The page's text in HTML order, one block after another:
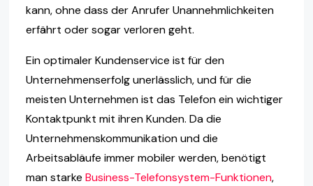
kann, ohne dass der Anrufer Unannehmlichkeiten
erfährt oder sogar verloren geht.
Ein optimaler Kundenservice ist für den
Unternehmenserfolg unerlässlich, und für die
meisten Unternehmen ist das Telefon ein wichtiger
Kontaktpunkt mit ihren Kunden. Da die
Unternehmenskommunikation und die
Arbeitsabläufe immer mobiler werden, benötigt
man starke Business-Telefonsystem-Funktionen,